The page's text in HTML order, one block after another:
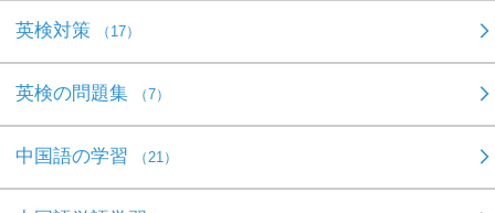
英検対策 （17）
英検の問題集 （7）
中国語の学習 （21）